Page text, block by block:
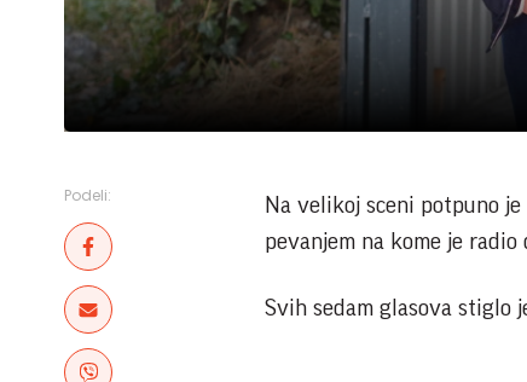
Podeli:
Na velikoj sceni potpuno
pevanjem na kome je radio
Svih sedam glasova stiglo